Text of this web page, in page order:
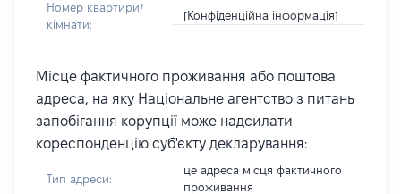
Номер квартири/
кімнати:
[Конфіденційна інформація]
Місце фактичного проживання або поштова
адреса, на яку Національне агентство з питань
запобігання корупції може надсилати
кореспонденцію суб'єкту декларування:
Тип адреси:
це адреса місця фактичного
проживання